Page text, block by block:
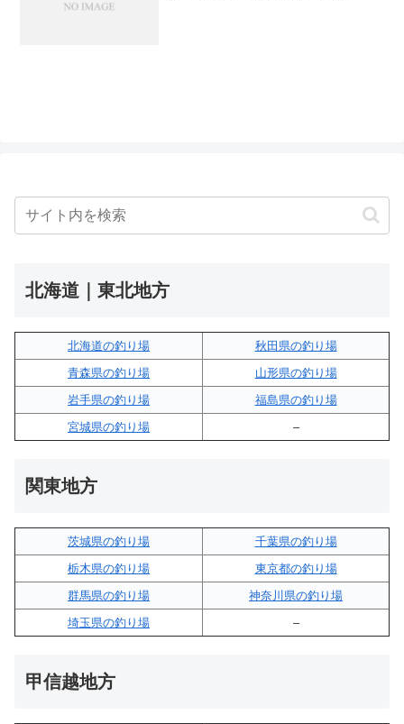
北海道｜東北地方
北海道の釣り場
秋田県の釣り場
青森県の釣り場
山形県の釣り場
岩手県の釣り場
福島県の釣り場
宮城県の釣り場
–
関東地方
茨城県の釣り場
千葉県の釣り場
栃木県の釣り場
東京都の釣り場
群馬県の釣り場
神奈川県の釣り場
埼玉県の釣り場
–
甲信越地方